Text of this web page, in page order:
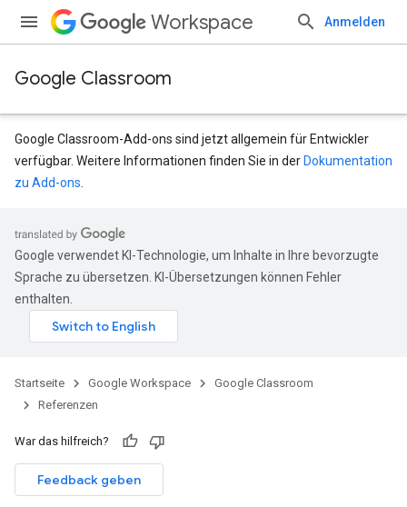
Workspace Anmelden
Google Classroom
Google Classroom-Add-ons sind jetzt allgemein für Entwickler
verfügbar. Weitere Informationen finden Sie in der Dokumentation
zu Add-ons
Google verwendet KI-Technologie, um Inhalte in Ihre bevorzugte
Sprache zu übersetzen. KI-Übersetzungen können Fehler
enthalten.
Startseite Google Workspace
Google Classroom
Referenzen
War das hilfreich?
Feedback geben